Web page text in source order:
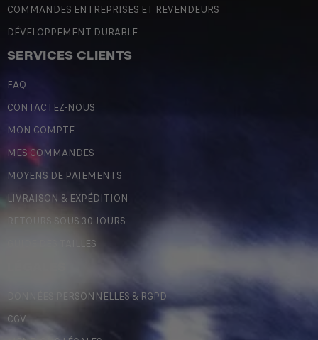
COMMANDES ENTREPRISES ET REVENDEURS
DÉVELOPPEMENT DURABLE
SERVICES CLIENTS
FAQ
CONTACTEZ-NOUS
MON COMPTE
MES COMMANDES
MOYENS DE PAIEMENTS
LIVRAISON & EXPÉDITION
RETOURS SOUS 30 JOURS
GUIDE DES TAILLES
DONNÉES PERSONNELLES & RGPD
CGV